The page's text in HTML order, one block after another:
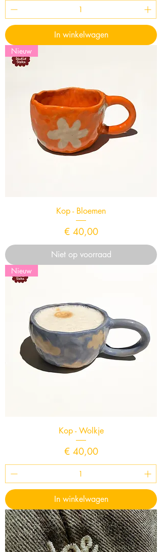
In winkelwagen
Nieuw
Kop - Bloemen
Prijs
€ 40,00
Niet op voorraad
Nieuw
Kop - Wolkje
Prijs
€ 40,00
In winkelwagen